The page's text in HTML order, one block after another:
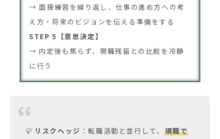
→ 面接練習を繰り返し、仕事の進め方への考
え方・将来のビジョンを伝える準備をする
STEP 5【意思決定】
→ 内定後も焦らず、現職残留との比較を冷静
に行う
💡 リスクヘッジ ：転職活動と並行して、現職で